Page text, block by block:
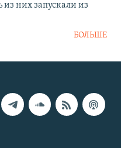
из них запускали из
БОЛЬШЕ